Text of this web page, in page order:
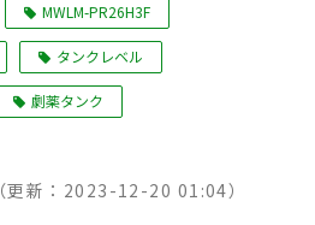
MWLM-PR26H3F
タンクレベル
劇薬タンク
（更新： 2023-12-20 01:04）